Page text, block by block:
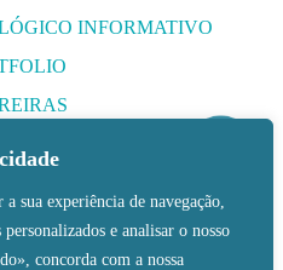
sua experiência de navegação,
e analisar o nosso
concorda com a nossa
INFORMATIVO
MÉDICOS
Aliva Saúde
Cabral, nº3